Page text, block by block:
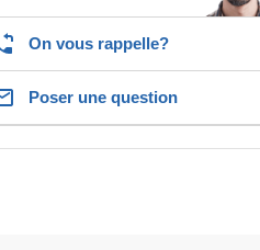
On vous rappelle?
Poser une question